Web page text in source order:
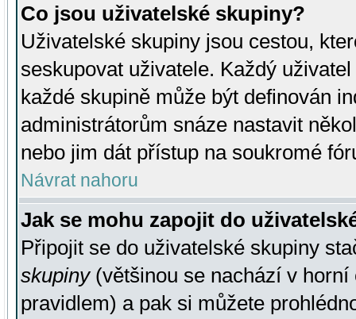
Co jsou uživatelské skupiny?
Uživatelské skupiny jsou cestou,
seskupovat uživatele. Každý
každé skupině může být definován
administrátorům snáze nastavit
nebo jim dát přístup na soukromé
Návrat nahoru
Jak se mohu zapojit do
Připojit se do uživatelské skupiny
skupiny(většinou se nachází v horní
pravidlem) a pak si můžete